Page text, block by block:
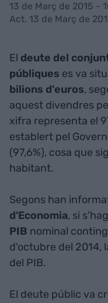
13 de Març de 2015 -
Act. 13 de Març de
El deute del
públiques es va
bilions d'euros,
aquest divendres
xifra representa el
establert pel
(97,6%), cosa que
habitant.
Segons han
d'Economia, si
PIB nominal
d'octubre del 2014,
del PIB.
El deute públic va